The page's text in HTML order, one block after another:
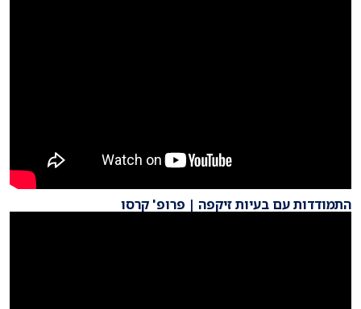
התמודדות עם בעיות זיקפה | פרופ' קרסו